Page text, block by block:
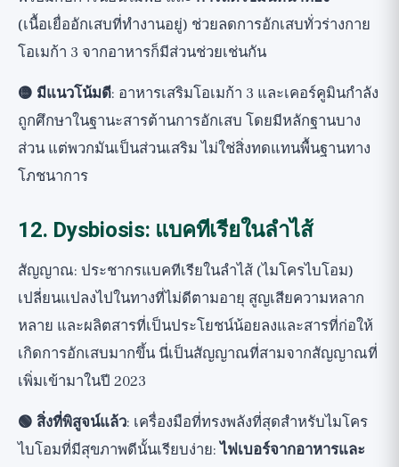
(เนื้อเยื่ออักเสบที่ทำงานอยู่) ช่วยลดการอักเสบทั่วร่างกาย
โอเมก้า 3 จากอาหารก็มีส่วนช่วยเช่นกัน
🟡 มีแนวโน้มดี: อาหารเสริมโอเมก้า 3 และเคอร์คูมินกำลัง
ถูกศึกษาในฐานะสารต้านการอักเสบ โดยมีหลักฐานบาง
ส่วน แต่พวกมันเป็นส่วนเสริม ไม่ใช่สิ่งทดแทนพื้นฐานทาง
โภชนาการ
12. Dysbiosis: แบคทีเรียในลำไส้
สัญญาณ: ประชากรแบคทีเรียในลำไส้ (ไมโครไบโอม)
เปลี่ยนแปลงไปในทางที่ไม่ดีตามอายุ สูญเสียความหลาก
หลาย และผลิตสารที่เป็นประโยชน์น้อยลงและสารที่ก่อให้
เกิดการอักเสบมากขึ้น นี่เป็นสัญญาณที่สามจากสัญญาณที่
เพิ่มเข้ามาในปี 2023
🟢 สิ่งที่พิสูจน์แล้ว: เครื่องมือที่ทรงพลังที่สุดสำหรับไมโคร
ไบโอมที่มีสุขภาพดีนั้นเรียบง่าย:ไฟเบอร์จากอาหารและ